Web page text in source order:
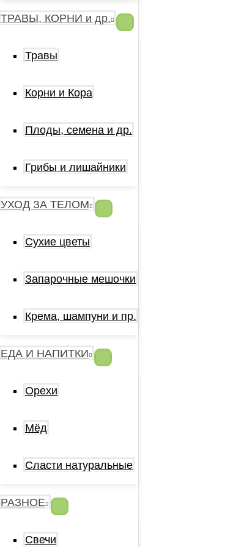
ТРАВЫ, КОРНИ и др.
Травы
Корни и Кора
Плоды, семена и др.
Грибы и лишайники
УХОД ЗА ТЕЛОМ
Сухие цветы
Запарочные мешочки
Крема, шампуни и пр.
ЕДА И НАПИТКИ
Орехи
Мёд
Сласти натуральные
РАЗНОЕ
Свечи